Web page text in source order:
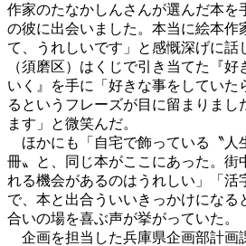
作家のたなかしんさんが選んだ本を
の彼に出会いました。本当に絵本作
て、うれしいです」と感慨深げに話
（須磨区）はくじで引き当てた『
いく』を手に「好きな事をしていた
るというフレーズが目に留まりまし
ます」と微笑んだ。
ほかにも「自宅で飾っている〝人
冊〟と、同じ本がここにあった。街
れる機会があるのはうれしい」「活
で、本と出合ういいきっかけになる
合いの場を喜ぶ声が挙がってい
企画を担当した兵庫県企画部計画